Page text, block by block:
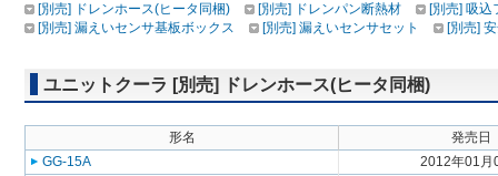
[別売] ドレンホース(ヒータ同梱) [別売] ドレンパン断熱材
[別売] 吸込
[別売] 漏えいセンサ基板ボックス
[別売] 漏えいセンサセット [別売]
ユニットクーラ [別売] ドレンホース(ヒータ同梱)
形名
発売日
GG-15A
2012年01月